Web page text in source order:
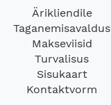
Ärikliendile
Taganemisavaldus
Makseviisid
Turvalisus
Sisukaart
Kontaktvorm